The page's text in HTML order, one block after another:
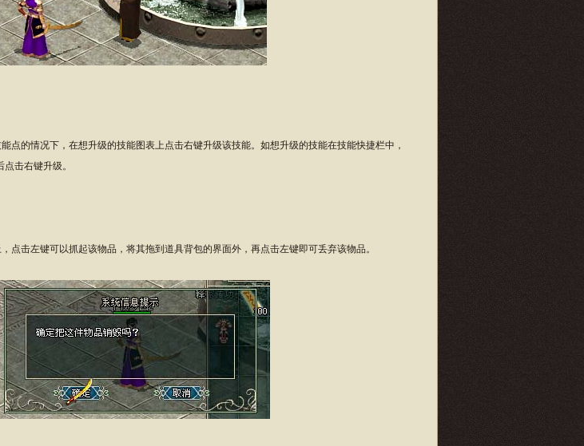
的情况下，在想升级的技能图表上点击右键升级该技能。如想升级的技能在技能快捷栏中，
击右键升级。
击左键可以抓起该物品，将其拖到道具背包的界面外，再点击左键即可丢弃该物品。